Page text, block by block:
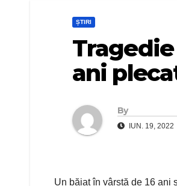
ȘTIRI
ani
By
IUN. 19, 2022
Un băiat în vârstă de 16 ani